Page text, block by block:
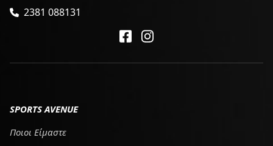
2381 088131
SPORTS AVENUE
Ποιοι Είμαστε